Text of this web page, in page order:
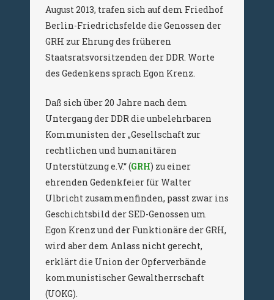
August 2013, trafen sich auf dem Friedhof
Berlin-Friedrichsfelde die Genossen der
GRH zur Ehrung des früheren
Staatsratsvorsitzenden der DDR. Worte
des Gedenkens sprach Egon Krenz.
Daß sich über 20 Jahre nach dem
Untergang der DDR die unbelehrbaren
Kommunisten der „Gesellschaft zur
rechtlichen und humanitären
Unterstützung e.V.“ (GRH) zu einer
ehrenden Gedenkfeier für Walter
Ulbricht zusammenfinden, passt zwar ins
Geschichtsbild der SED-Genossen um
Egon Krenz und der Funktionäre der GRH,
wird aber dem Anlass nicht gerecht,
erklärt die Union der Opferverbände
kommunistischer Gewaltherrschaft
(UOKG).